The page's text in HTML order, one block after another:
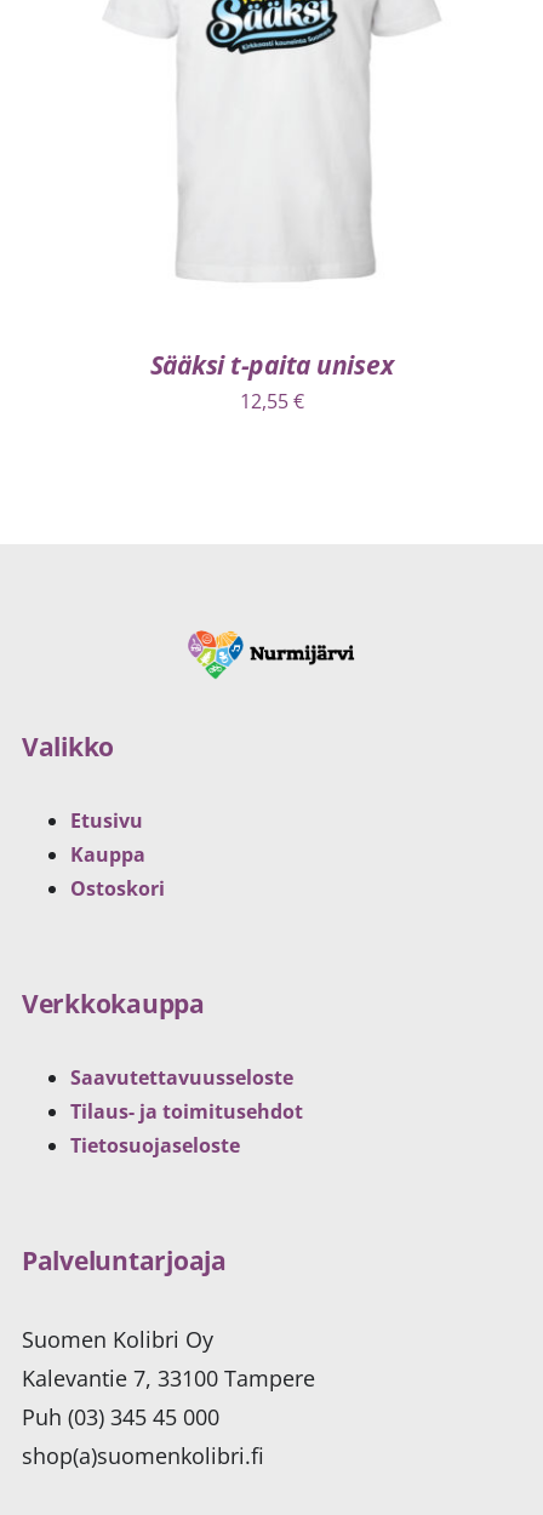
Sääksi t-paita unisex
12,55€
Valikko
Etusivu
Kauppa
Ostoskori
Verkkokauppa
Saavutettavuusseloste
Tilaus- ja toimitusehdot
Tietosuojaseloste
Palveluntarjoaja
Suomen Kolibri Oy
Kalevantie 7, 33100 Tampere
Puh (03) 345 45 000
shop(a)suomenkolibri.fi